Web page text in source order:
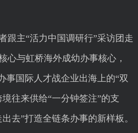
主“活力中国调研行”采访团走
心与虹桥海外成幼办事核心，
事国际人才战企业出海上的“双
往来供给“一分钟签注”的支
去”打造全链条办事的新样板。